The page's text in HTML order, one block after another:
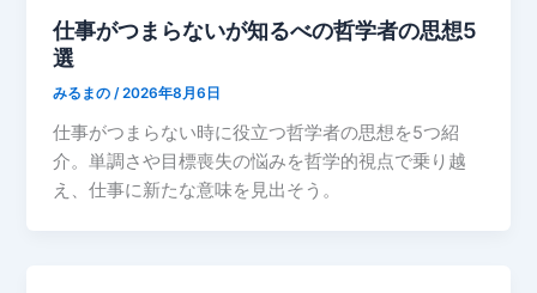
仕事がつまらないが知るべの哲学者の思想5
選
みるまの/2026年8月6日
仕事がつまらない時に役立つ哲学者の思想を5つ紹
介。単調さや目標喪失の悩みを哲学的視点で乗り越
え、仕事に新たな意味を見出そう。